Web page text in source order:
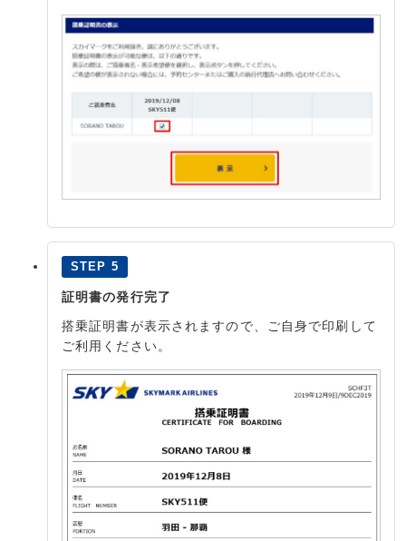
STEP 5
証明書の発行完了
搭乗証明書が表示されますので、ご自身で印刷して
ご利用ください。